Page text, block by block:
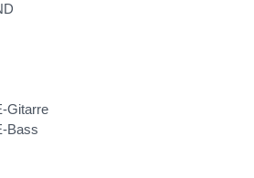
Gitarre
Bass